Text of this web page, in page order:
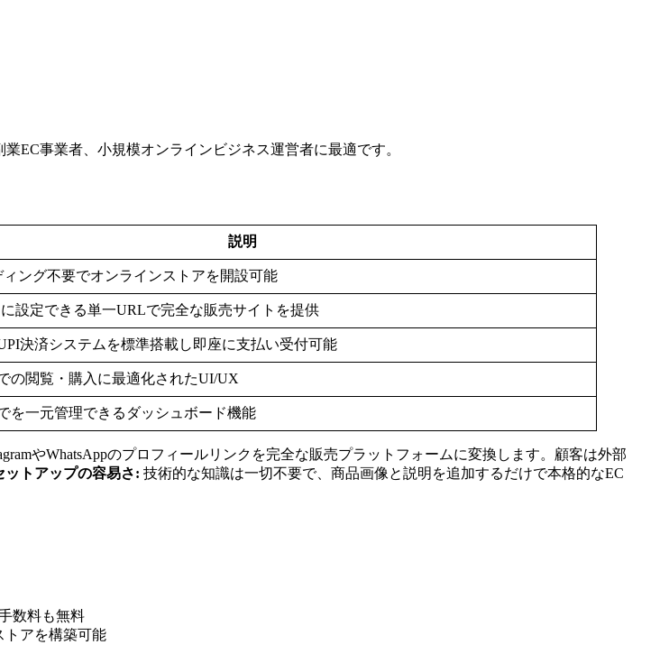
EC事業者、小規模オンラインビジネス運営者に最適です。
説明
ング不要でオンラインストアを開設可能
設定できる単一URLで完全な販売サイトを提供
決済システムを標準搭載し即座に支払い受付可能
の閲覧・購入に最適化されたUI/UX
を一元管理できるダッシュボード機能
やWhatsAppのプロフィールリンクを完全な販売プラットフォームに変換します。顧客は外部
ットアップの容易さ: 技術的な知識は一切不要で、商品画像と説明を追加するだけで本格的なEC
数料も無料
トアを構築可能